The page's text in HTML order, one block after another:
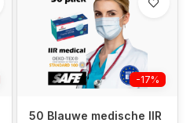
-17%
50 Blauwe medische IIR